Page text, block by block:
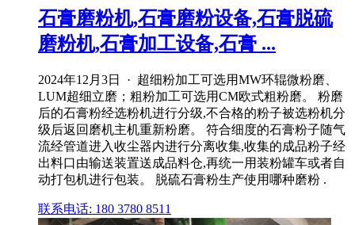
石膏磨粉机,石膏磨粉设备,石膏脱硫
磨粉机,石膏加工设备,石膏 ...
2024年12月3日 · 超细粉加工可选用MW环辊微粉磨、
LUM超细立磨；粗粉加工可选用CM欧式粗粉磨。 粉磨
后的石膏粉经选粉机进行分级,不合格的粉子被选粉机分
级后返回磨机主机重新粉磨。 符合细度的石膏粉子随气
流经管道进入收尘器内进行分离收集,收集的成品粉子经
出料口由输送装置送成品料仓,再统一用装粉罐车或者自
动打包机进行包装。 脱硫石膏粉生产使用哪种磨粉 .
联系电话: 180 3780 8511